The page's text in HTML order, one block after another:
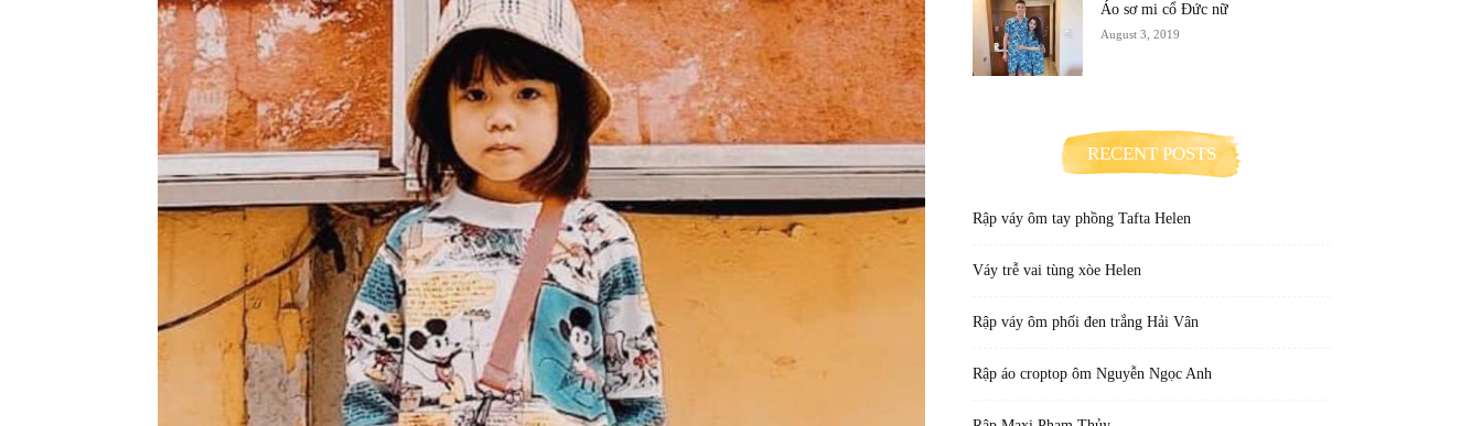
Áo sơ mi cổ Đức nữ
August 3, 2019
RECENT POSTS
Rập váy ôm tay phồng Tafta Helen
Váy trễ vai tùng xòe Helen
Rập váy ôm phối đen trắng Hải Vân
Rập áo croptop ôm Nguyễn Ngọc Anh